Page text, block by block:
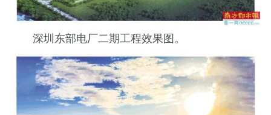
深圳东部电厂二期工程效果图。